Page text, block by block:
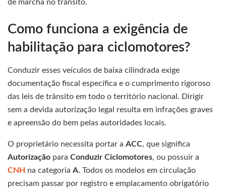
de marcha no trânsito.
Como funciona a exigência de
habilitação para ciclomotores?
Conduzir esses veículos de baixa cilindrada exige
documentação fiscal específica e o cumprimento rigoroso
das leis de trânsito em todo o território nacional. Dirigir
sem a devida autorização legal resulta em infrações graves
e apreensão do bem pelas autoridades locais.
O proprietário necessita portar a ACC, que significa
Autorização para Conduzir Ciclomotores, ou possuir a
CNH na categoria A. Todos os modelos em circulação
precisam passar por registro e emplacamento obrigatório